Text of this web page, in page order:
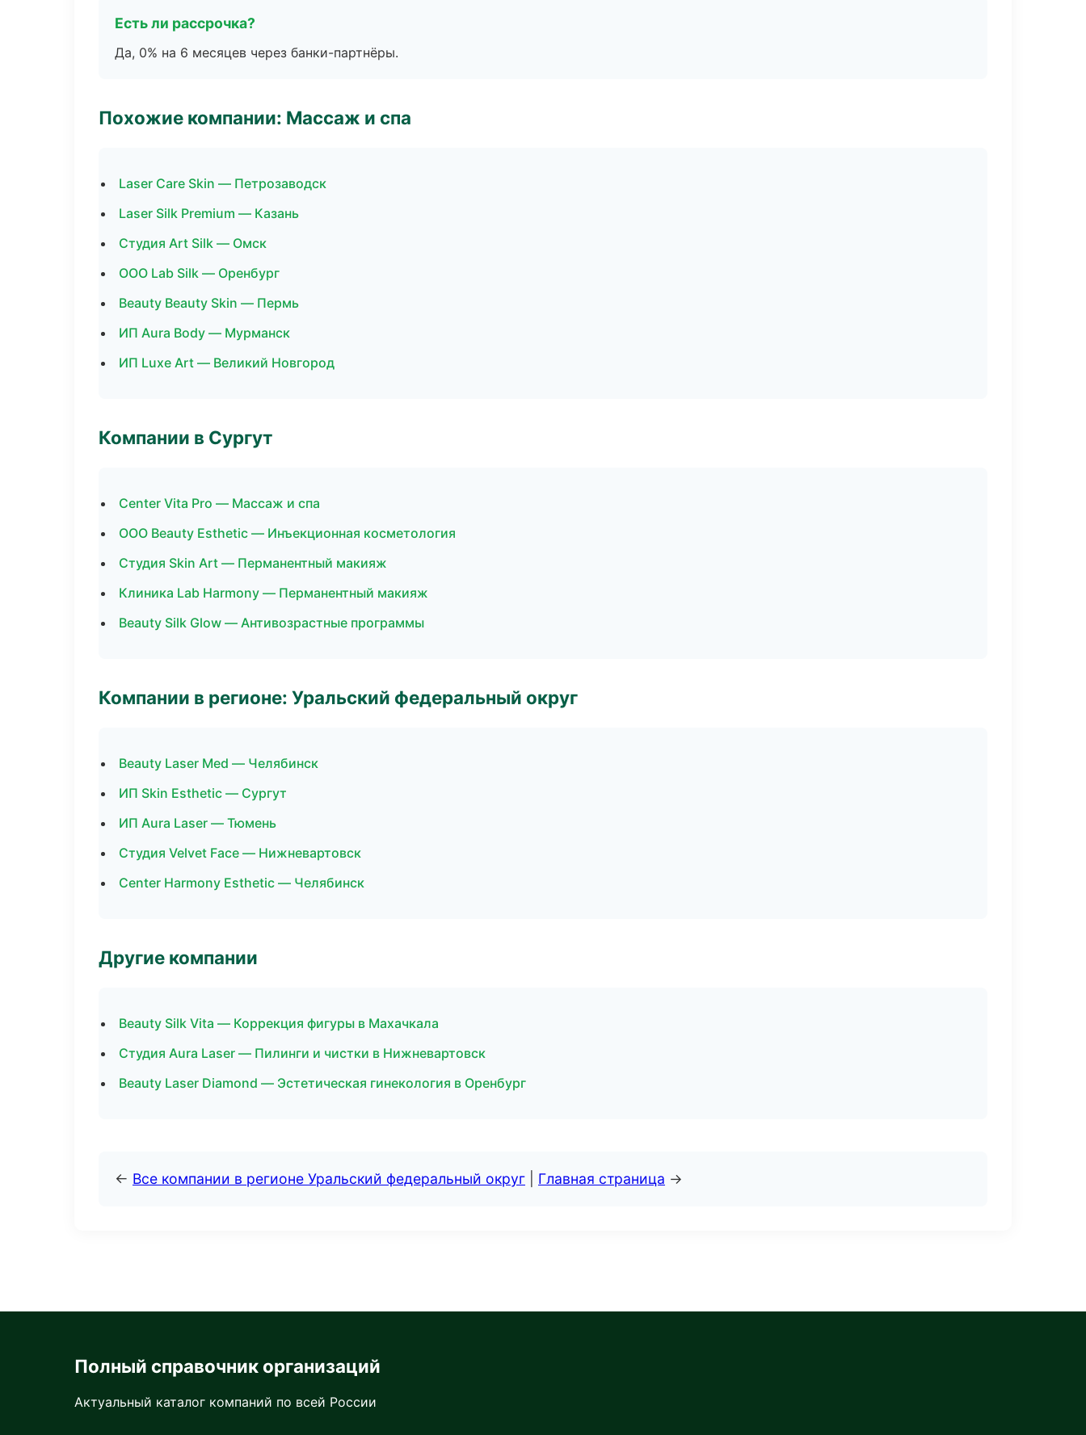
Есть ли рассрочка?
Да, 0% на 6 месяцев через банки-партнёры.
Похожие компании: Массаж и спа
Laser Care Skin — Петрозаводск
Laser Silk Premium — Казань
Студия Art Silk — Омск
ООО Lab Silk — Оренбург
Beauty Beauty Skin — Пермь
ИП Aura Body — Мурманск
ИП Luxe Art — Великий Новгород
Компании в Сургут
Center Vita Pro — Массаж и спа
ООО Beauty Esthetic — Инъекционная косметология
Студия Skin Art — Перманентный макияж
Клиника Lab Harmony — Перманентный макияж
Beauty Silk Glow — Антивозрастные программы
Компании в регионе: Уральский федеральный округ
Beauty Laser Med — Челябинск
ИП Skin Esthetic — Сургут
ИП Aura Laser — Тюмень
Студия Velvet Face — Нижневартовск
Center Harmony Esthetic — Челябинск
Другие компании
Beauty Silk Vita — Коррекция фигуры в Махачкала
Студия Aura Laser — Пилинги и чистки в Нижневартовск
Beauty Laser Diamond — Эстетическая гинекология в Оренбург
← Все компании в регионе Уральский федеральный округ Главная страница →
Полный справочник организаций
Актуальный каталог компаний по всей России